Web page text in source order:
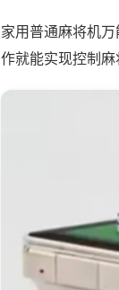
家用普通麻将机
作就能实现控制麻